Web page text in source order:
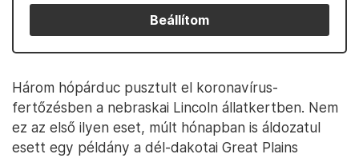
Beállítom
Három hópárduc pusztult el koronavírus-
fertőzésben a nebraskai Lincoln állatkertben. Nem
ez az első ilyen eset, múlt hónapban is áldozatul
esett egy példány a dél-dakotai Great Plains